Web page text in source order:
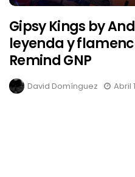
Gipsy Kings by
leyenda y
Remind GNP
David Domínguez Abril